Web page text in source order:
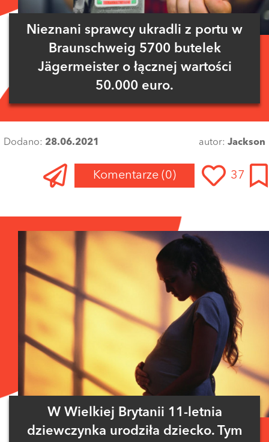
Nieznani sprawcy ukradli z portu w
Braunschweig 5700 butelek
Jägermeister o łącznej wartości
50.000 euro.
Dodano: 28.06.2021 autor: Jackson
Komentarze (0) 37
W Wielkiej Brytanii 11-letnia
dziewczynka urodziła dziecko. Tym